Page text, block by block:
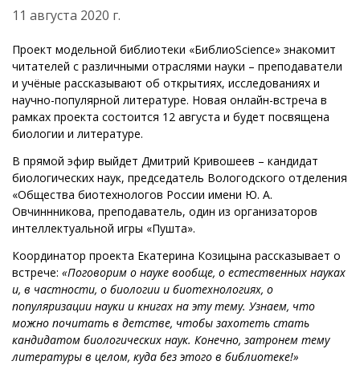
11 августа 2020 г.
Проект модельной библиотеки «БиблиоScience» знакомит
читателей с различными отраслями науки – преподаватели
и учёные рассказывают об открытиях, исследованиях и
научно-популярной литературе. Новая онлайн-встреча в
рамках проекта состоится 12 августа и будет посвящена
биологии и литературе.
В прямой эфир выйдет Дмитрий Кривошеев – кандидат
биологических наук, председатель Вологодского отделения
«Общества биотехнологов России имени Ю. А.
Овчиннникова, преподаватель, один из организаторов
интеллектуальной игры «Пушта».
Координатор проекта Екатерина Козицына рассказывает о
встрече: «Поговорим о науке вообще, о естественных науках
и, в частности, о биологии и биотехнологиях, о
популяризации науки и книгах на эту тему. Узнаем, что
можно почитать в детстве, чтобы захотеть стать
кандидатом биологических наук. Конечно, затронем тему
литературы в целом, куда без этого в библиотеке!»